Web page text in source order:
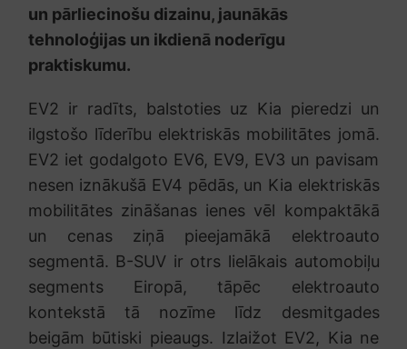
un pārliecinošu dizainu, jaunākās
tehnoloģijas un ikdienā noderīgu
praktiskumu.
EV2 ir radīts, balstoties uz Kia pieredzi un
ilgstošo līderību elektriskās mobilitātes jomā.
EV2 iet godalgoto EV6, EV9, EV3 un pavisam
nesen iznākušā EV4 pēdās, un Kia elektriskās
mobilitātes zināšanas ienes vēl kompaktākā
un cenas ziņā pieejamākā elektroauto
segmentā. B-SUV ir otrs lielākais automobiļu
segments Eiropā, tāpēc elektroauto
kontekstā tā nozīme līdz desmitgades
beigām būtiski pieaugs. Izlaižot EV2, Kia ne